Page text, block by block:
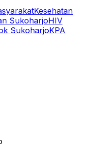
Kesehatan
SukoharjoHIV
SukoharjoKPA